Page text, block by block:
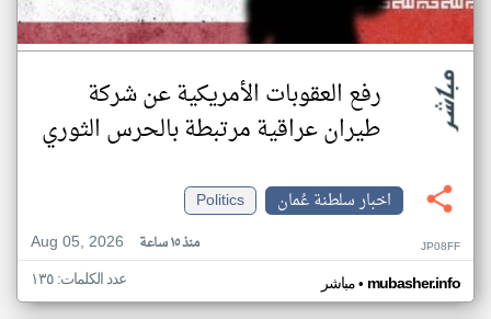
رفع العقوبات الأمريكية عن شركة
طيران عراقية مرتبطة بالحرس الثوري
اخبار سلطنة عُمان
Politics
Aug 05, 2026
منذ ١٥ ساعة JP08FF
مباشر• mubasher.info عدد الكلمات: ١٣٥